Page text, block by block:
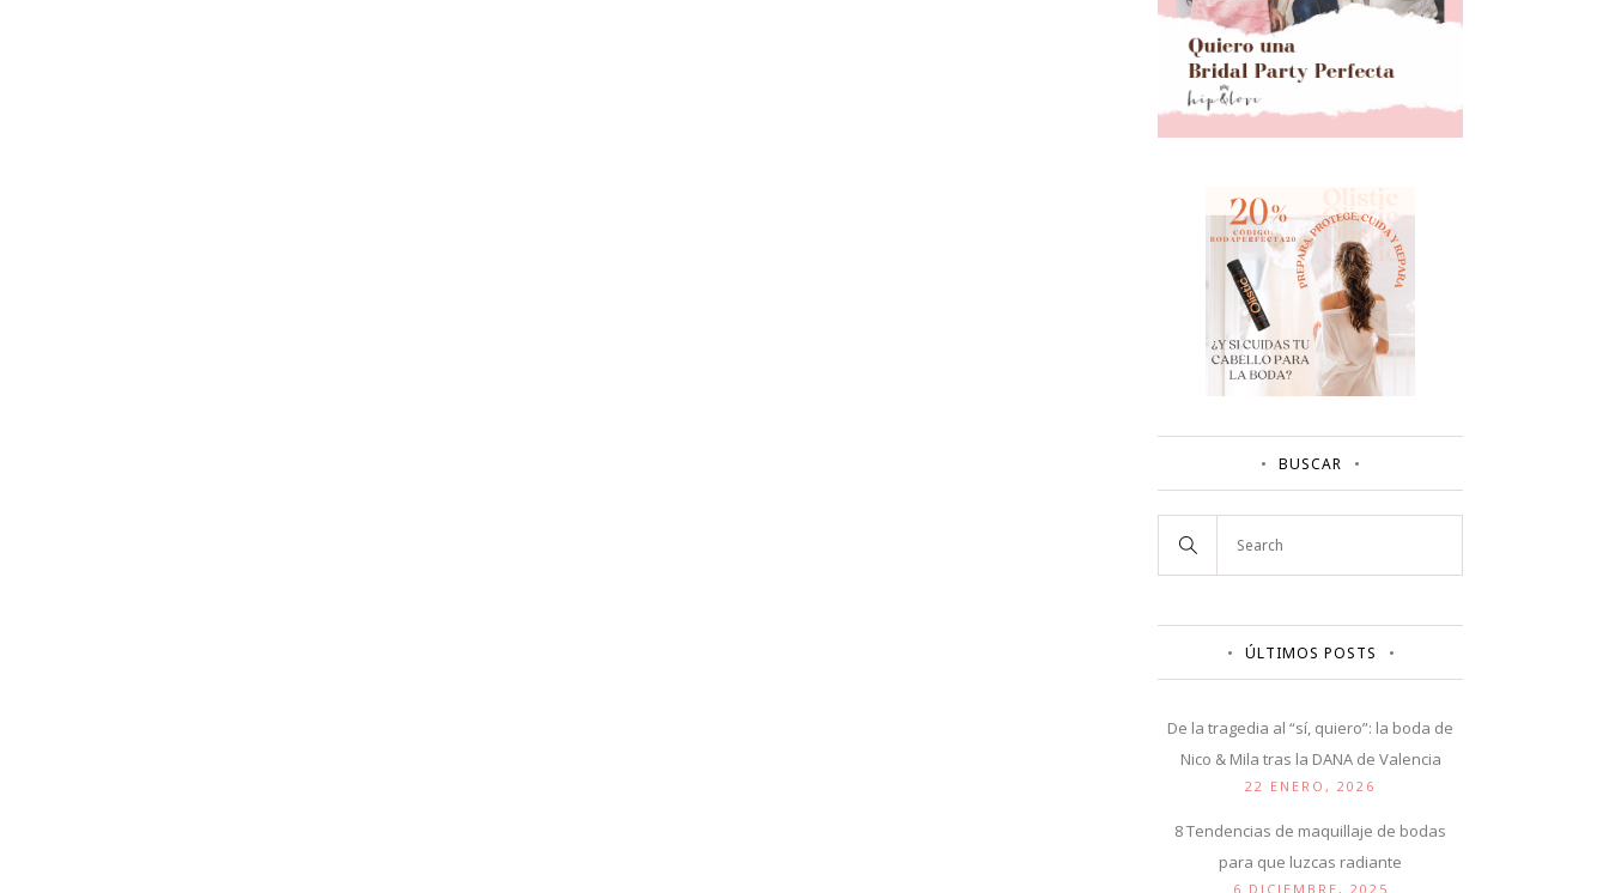
BUSCAR
ÚLTIMOS POSTS
De la tragedia al “sí, quiero”: la boda de
Nico & Mila tras la DANA de Valencia
22 ENERO, 2026
8 Tendencias de maquillaje de bodas
para que luzcas radiante
6 DICIEMBRE, 2025